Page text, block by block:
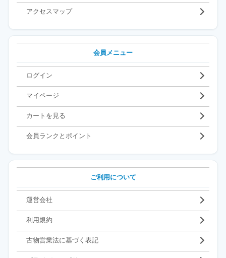
アクセスマップ
会員メニュー
ログイン
マイページ
カートを見る
会員ランクとポイント
ご利用について
運営会社
利用規約
古物営業法に基づく表記